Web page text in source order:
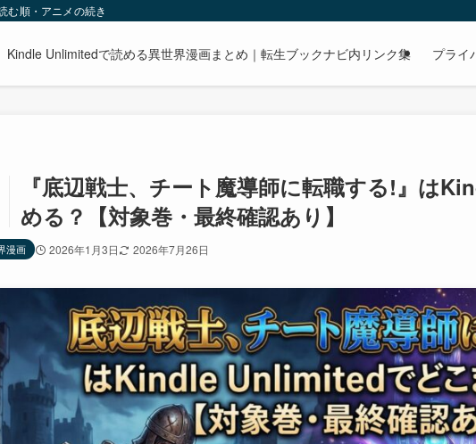
む順・アニメの続き
Kindle Unlimitedで読める異世界漫画まとめ｜転生ブックナビ内リンク集 プライ
『底辺戦士、チート魔導師に転職する!』は
める？【対象巻・最終確認あり】
漫画 2026年1月3日 2026年7月26日